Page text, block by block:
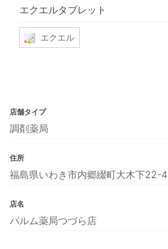
エクエルタブレット
エクエル
店舗タイプ
調剤薬局
住所
福島県いわき市内郷綴町大木下22-4
店名
パルム薬局つづら店